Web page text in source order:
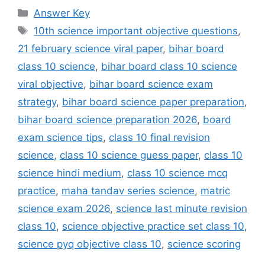
Categories
Answer Key
Tags
10th science important objective questions,
21 february science viral paper, bihar board
class 10 science, bihar board class 10 science
viral objective, bihar board science exam
strategy, bihar board science paper preparation,
bihar board science preparation 2026, board
exam science tips, class 10 final revision
science, class 10 science guess paper, class 10
science hindi medium, class 10 science mcq
practice, maha tandav series science, matric
science exam 2026, science last minute revision
class 10, science objective practice set class 10,
science pyq objective class 10, science scoring